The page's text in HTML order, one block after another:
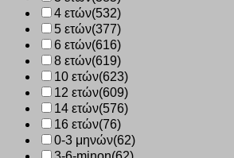
πολύχρωμο
42627-
222
ποσότητα
4 ετών(532)
5 ετών(377)
6 ετών(616)
8 ετών(619)
10 ετών(623)
12 ετών(609)
14 ετών(576)
16 ετών(76)
0-3 μηνών(62)